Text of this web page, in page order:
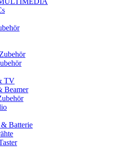
TV
Beamer
Batterie